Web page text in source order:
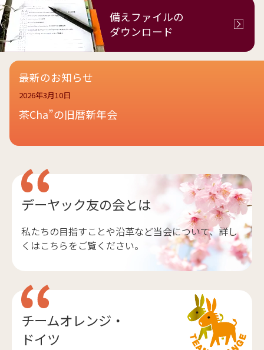
備えファイルの
ダウンロード
最新のお知らせ
2026年3月10日
茶Cha”の旧暦新年会
デーヤック友の会とは
私たちの目指すことや沿革など当会について、詳し
くはこちらをご覧ください。
チームオレンジ・
ドイツ